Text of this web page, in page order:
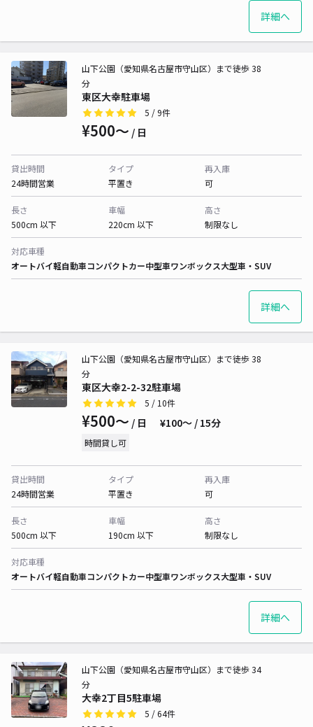
詳細へ
東区大幸駐車場
山下公園（愛知県名古屋市守山区）まで徒歩 38
分
5 / 9件
¥500〜 / 日
貸出時間
24時間営業
タイプ
平置き
再入庫
可
長さ
500cm 以下
車幅
220cm 以下
高さ
制限なし
対応車種
オートバイ軽自動車コンパクトカー中型車ワンボックス大型車・SUV
詳細へ
東区大幸2-2-32駐車場
山下公園（愛知県名古屋市守山区）まで徒歩 38
分
5 / 10件
¥500〜 / 日 ¥100〜 / 15分
時間貸し可
貸出時間
24時間営業
タイプ
平置き
再入庫
可
長さ
500cm 以下
車幅
190cm 以下
高さ
制限なし
対応車種
オートバイ軽自動車コンパクトカー中型車ワンボックス大型車・SUV
詳細へ
大幸2丁目5駐車場
山下公園（愛知県名古屋市守山区）まで徒歩 34
分
5 / 64件